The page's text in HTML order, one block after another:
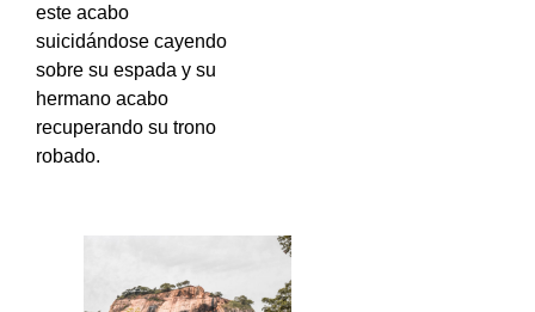
este acabo
suicidándose cayendo
sobre su espada y su
hermano acabo
recuperando su trono
robado.